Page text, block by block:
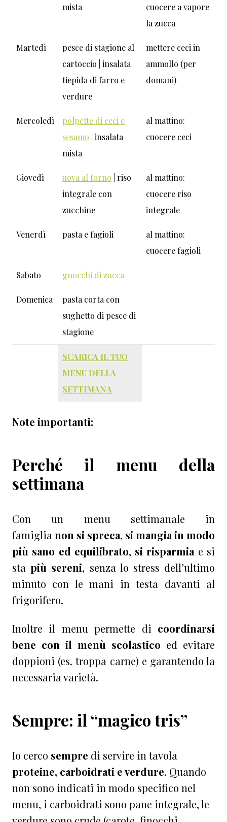
mista
cuocere a vapore
la zucca
Martedì
pesce di stagione al
cartoccio | insalata
tiepida di farro e
verdure
mettere ceci in
ammollo (per
domani)
Mercoledì
polpette di ceci e
sesamo | insalata
mista
al mattino:
cuocere ceci
Giovedì uova al forno | riso
integrale con
zucchine
al mattino:
cuocere riso
integrale
Venerdì pasta e fagioli
al mattino:
cuocere fagioli
Sabato gnocchi di zucca
Domenica
pasta corta con
sughetto di pesce di
stagione
SCARICA IL TUO
MENU DELLA
SETTIMANA
Note importanti:
Perché il menu della
settimana
Con un menu settimanale in
famiglia non si spreca, si mangia in modo
più sano ed equilibrato, si risparmia e si
stapiù sereni, senza lo stress dell’ultimo
minuto con le mani in testa davanti al
frigorifero.
Inoltre il menu permette di coordinarsi
bene con il menù scolastico ed evitare
doppioni (es. troppa carne) e garantendo la
necessaria varietà.
Sempre: il “magico tris”
Io cerco sempre di servire in tavola
proteine, carboidrati e verdure. Quando
non sono indicati in modo specifico nel
menu, i carboidrati sono pane integrale, le